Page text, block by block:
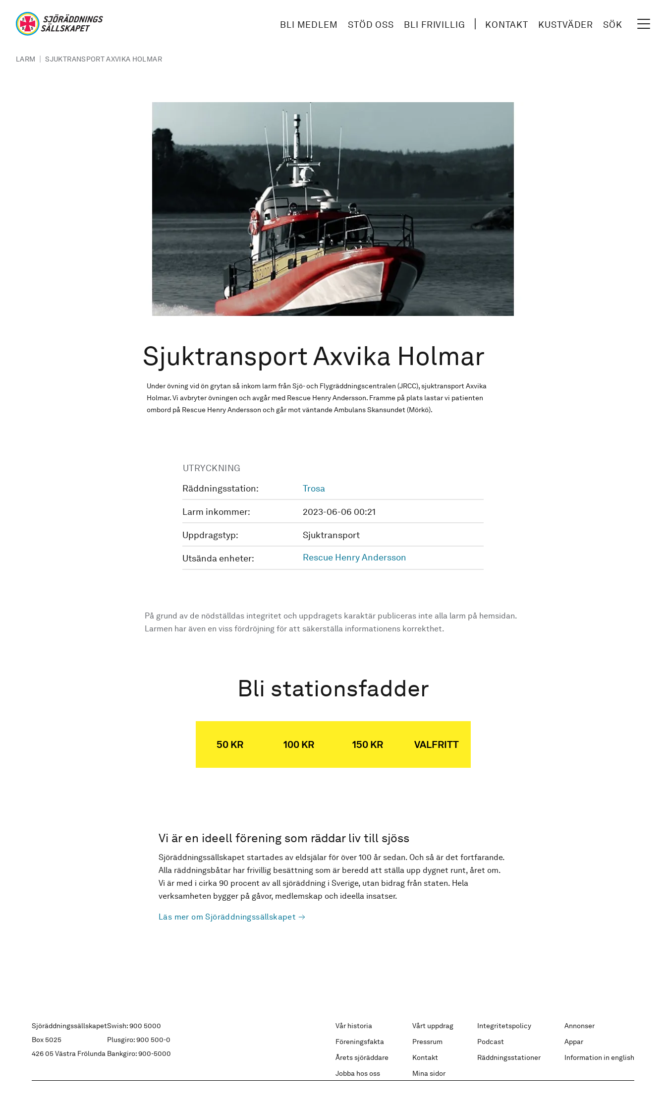
BLI MEDLEM STÖD OSS BLI FRIVILLIG KONTAKT KUSTVÄDER SÖK
LARM | SJUKTRANSPORT AXVIKA HOLMAR
Sjuktransport Axvika Holmar
Under övning vid ön grytan så inkom larm från Sjö- och Flygräddningscentralen (JRCC), sjuktransport Axvika
Holmar. Vi avbryter övningen och avgår med Rescue Henry Andersson. Framme på plats lastar vi patienten
ombord på Rescue Henry Andersson och går mot väntande Ambulans Skansundet (Mörkö).
UTRYCKNING
Räddningsstation:
Trosa
Larm inkommer: 2023-06-06 00:21
Uppdragstyp: Sjuktransport
Utsända enheter: Rescue Henry Andersson
På grund av de nödställdas integritet och uppdragets karaktär publiceras inte alla larm på hemsidan.
Larmen har även en viss fördröjning för att säkerställa informationens korrekthet.
Bli stationsfadder
50 KR 100 KR 150 KR VALFRITT
Vi är en ideell förening som räddar liv till sjöss
Sjöräddningssällskapet startades av eldsjälar för över 100 år sedan. Och så är det fortfarande.
Alla räddningsbåtar har frivillig besättning som är beredd att ställa upp dygnet runt, året om.
Vi är med i cirka 90 procent av all sjöräddning i Sverige, utan bidrag från staten. Hela
verksamheten bygger på gåvor, medlemskap och ideella insatser.
Läs mer om Sjöräddningssällskapet
Sjöräddningssällskapet
Box 5025
426 05 Västra Frölunda
Swish: 900 5000
Plusgiro: 900 500-0
Bankgiro: 900-5000
Vår historia Vårt uppdrag Integritetspolicy
Annonser
Föreningsfakta
Pressrum Podcast
Appar
Årets sjöräddare
Kontakt Räddningsstationer
Information in english
Jobba hos oss
Mina sidor